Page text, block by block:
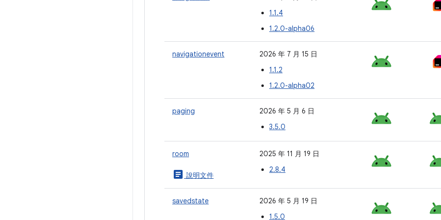
1.1.4
1.2.0-alpha06
navigationevent
2026 年 7 月 15 日
1.1.2
1.2.0-alpha02
paging
2026 年 5 月 6 日
3.5.0
room
article 說明文件
2025 年 11 月 19 日
2.8.4
savedstate
2026 年 5 月 19 日
1.5.0